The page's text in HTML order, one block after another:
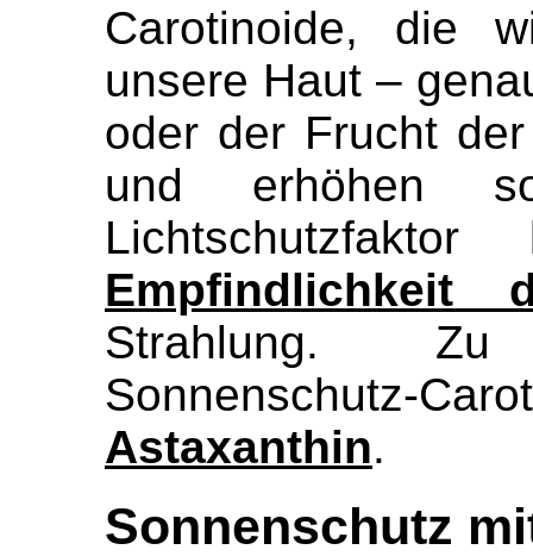
Carotinoide, die
unsere Haut –
oder der Frucht
und erhöhen
Empfindlichkeit
Strahlung.
Sonnenschutz-
Astaxanthin.
Sonnenschutz